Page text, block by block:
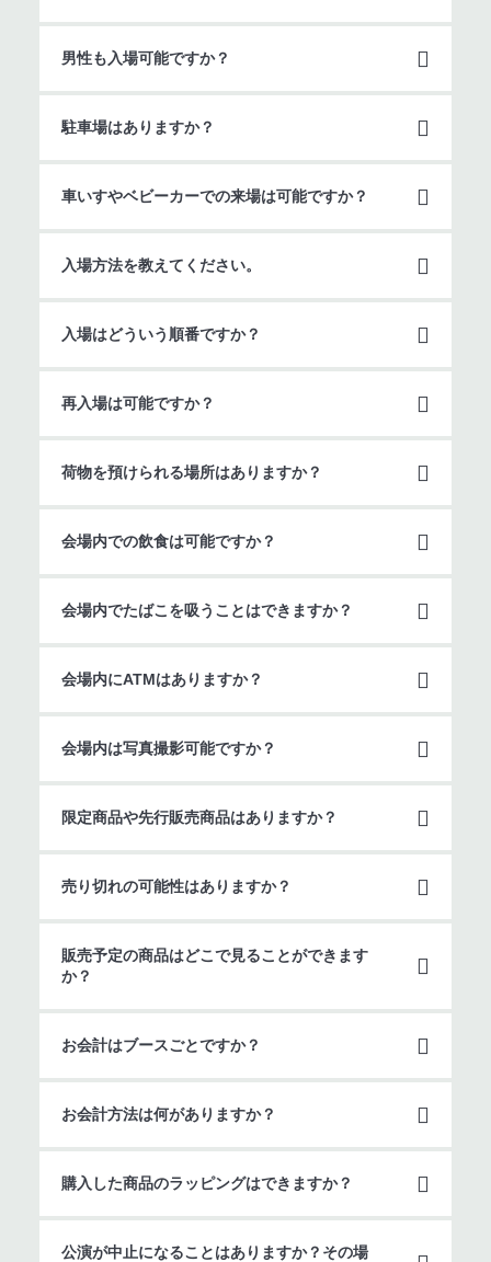
男性も入場可能ですか？
駐車場はありますか？
車いすやベビーカーでの来場は可能ですか？
入場方法を教えてください。
入場はどういう順番ですか？
再入場は可能ですか？
荷物を預けられる場所はありますか？
会場内での飲食は可能ですか？
会場内でたばこを吸うことはできますか？
会場内にATMはありますか？
会場内は写真撮影可能ですか？
限定商品や先行販売商品はありますか？
売り切れの可能性はありますか？
販売予定の商品はどこで見ることができます
か？
お会計はブースごとですか？
お会計方法は何がありますか？
購入した商品のラッピングはできますか？
公演が中止になることはありますか？その場